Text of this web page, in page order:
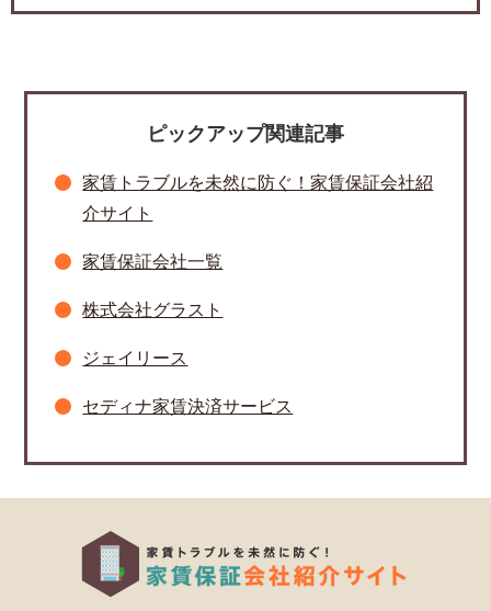
ピックアップ関連記事
家賃トラブルを未然に防ぐ！家賃保証会社紹
介サイト
家賃保証会社一覧
株式会社グラスト
ジェイリース
セディナ家賃決済サービス